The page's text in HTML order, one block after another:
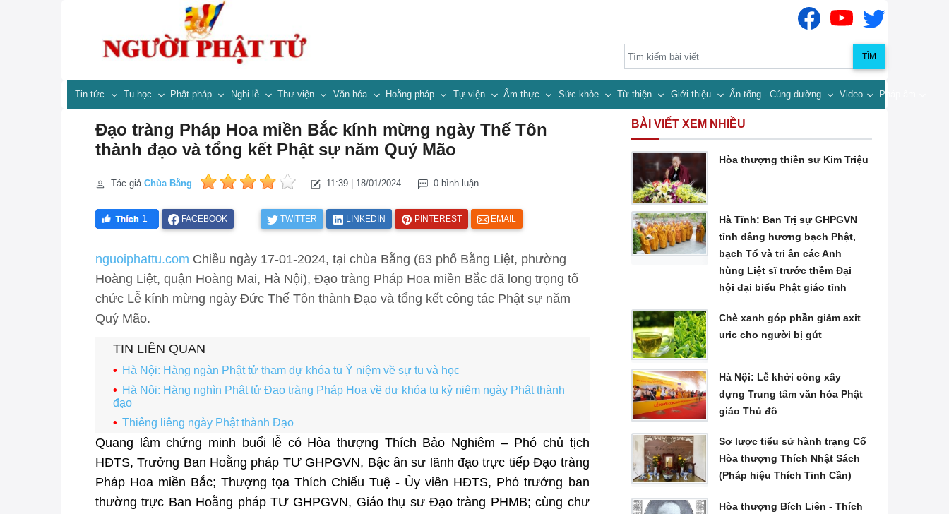
TÌM
Tin tức Tu học Phật pháp Nghi lễ Thư viện Văn hóa Hoằng pháp Tự viện Ẩm thực Sức khỏe Từ thiện Giới thiệu Ấn tống - Cúng dường Video Pháp âm
Đạo tràng Pháp Hoa miền Bắc kính mừng ngày Thế Tôn
thành đạo và tổng kết Phật sự năm Quý Mão
Tác giả Chùa Bằng 11:39 | 18/01/2024 0 bình luận
1 FACEBOOK TWITTER LINKEDIN PINTEREST EMAIL
nguoiphattu.com Chiều ngày 17-01-2024, tại chùa Bằng (63 phố Bằng Liệt, phường
Hoàng Liệt, quận Hoàng Mai, Hà Nội), Đạo tràng Pháp Hoa miền Bắc đã long trọng tổ
chức Lễ kính mừng ngày Đức Thế Tôn thành Đạo và tổng kết công tác Phật sự năm
Quý Mão.
TIN LIÊN QUAN
Hà Nội: Hàng ngàn Phật tử tham dự khóa tu Ý niệm về sự tu và học
Hà Nội: Hàng nghìn Phật tử Đạo tràng Pháp Hoa về dự khóa tu kỷ niệm ngày Phật thành
đạo
Thiêng liêng ngày Phật thành Đạo
Quang lâm chứng minh buổi lễ có Hòa thượng Thích Bảo Nghiêm – Phó chủ tịch
HĐTS, Trưởng Ban Hoằng pháp TƯ GHPGVN, Bậc ân sư lãnh đạo trực tiếp Đạo tràng
Pháp Hoa miền Bắc; Thượng tọa Thích Chiếu Tuệ - Ủy viên HĐTS, Phó trưởng ban
thường trực Ban Hoằng pháp TƯ GHPGVN, Giáo thụ sư Đạo tràng PHMB; cùng chư
BÀI VIẾT XEM NHIỀU
Hòa thượng thiền sư Kim Triệu
Hà Tĩnh: Ban Trị sự GHPGVN
tỉnh dâng hương bạch Phật,
bạch Tổ và tri ân các Anh
hùng Liệt sĩ trước thềm Đại
hội đại biểu Phật giáo tỉnh
Chè xanh góp phần giảm axit
uric cho người bị gút
Hà Nội: Lễ khởi công xây
dựng Trung tâm văn hóa Phật
giáo Thủ đô
Sơ lược tiểu sử hành trạng Cố
Hòa thượng Thích Nhật Sách
(Pháp hiệu Thích Tinh Cần)
Hòa thượng Bích Liên - Thích